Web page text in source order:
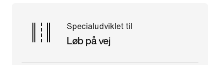
Specialudviklet til
Løb på vej